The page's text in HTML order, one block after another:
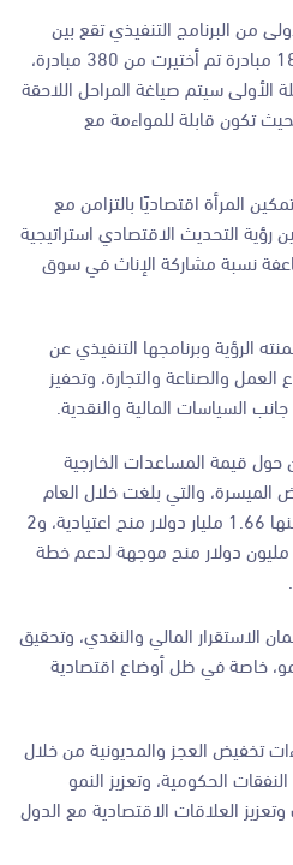
من البرنامج التنفيذي تقع بين
أعوام 2023 - 2025، وتشمل 183 مبادرة تم أختيرت من 380 مبادرة،
الأولى سيتم صياغة المراحل اللاحقة
تكون قابلة للمواءمة مع
المرأة اقتصاديًا بالتزامن مع
رؤية التحديث الاقتصادي استراتيجية
نسبة مشاركة الإناث في سوق
الرؤية وبرنامجها التنفيذي عن
والصناعة والتجارة، وتحفيز
السياسات المالية والنقدية.
حول قيمة المساعدات الخارجية
الميسرة، والتي بلغت خلال العام
الماضي حوالي 4.4 مليار دولار، منها 1.66 مليار دولار منح اعتيادية، و2
مليار دولار قروض ميسرة، و760 مليون دولار منح موجهة لدعم خطة
الاستقرار المالي والنقدي، وتحقيق
خاصة في ظل أوضاع اقتصادية
تخفيض العجز والمديونية من خلال
الحكومية، وتعزيز النمو
العلاقات الاقتصادية مع الدول